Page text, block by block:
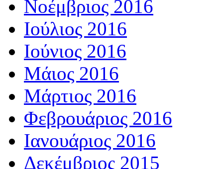
Νοέμβριος 2016
Ιούλιος 2016
Ιούνιος 2016
Μάιος 2016
Μάρτιος 2016
Φεβρουάριος 2016
Ιανουάριος 2016
Δεκέμβριος 2015